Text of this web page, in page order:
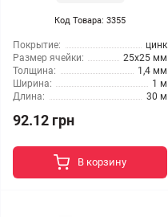
Код Товара: 3355
Покрытие:
цинк
Размер ячейки:
25x25 мм
Толщина:
1,4 мм
Ширина:
1 м
Длина:
30 м
92.12 грн
В корзину